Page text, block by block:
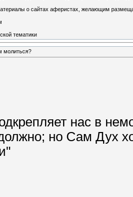
о сайтах аферистах, желающим
тематики
молиться?
нас в
но Сам Дух